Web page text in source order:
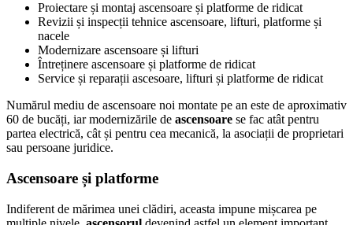
Proiectare și montaj ascensoare și platforme de ridicat
Revizii și inspecții tehnice ascensoare, lifturi, platforme și
nacele
Modernizare ascensoare și lifturi
Întreținere ascensoare și platforme de ridicat
Service și reparații ascesoare, lifturi și platforme de ridicat
Numărul mediu de ascensoare noi montate pe an este de aproximativ
60 de bucăți, iar modernizările de ascensoare se fac atât pentru
partea electrică, cât și pentru cea mecanică, la asociații de proprietari
sau persoane juridice.
Ascensoare și platforme
Indiferent de mărimea unei clădiri, aceasta impune mișcarea pe